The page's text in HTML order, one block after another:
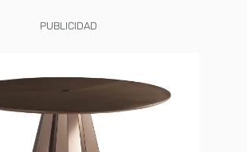
PUBLICIDAD